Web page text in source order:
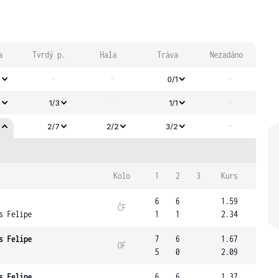
Tvrdý p. Hala Tráva Nezadáno
- - 0/1 -
1/3 - 1/1 -
2/7 2/2 3/2 -
Kolo 1 2 3 Kurs
Felipe
ČF
6
1
6
1
1.59
2.34
Felipe
OF
7
5
6
0
1.67
2.09